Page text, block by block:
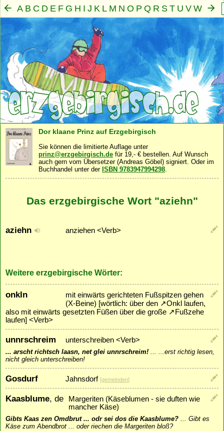
A B C D E F G H I J K L M N O P Q R S T U V W
X Y Z
Mensch ·Seele· Geist· Familie · Gemeinschaft ·
Dor klaane Prinz auf Erzgebirgisch
Sie können die limitierte Auflage unter
prinz@erzgebirgisch.de für 19,- € bestellen. Auf Wunsch
auch gern vom Übersetzer (Andreas Göbel) signiert. Oder im
Buchhandel unter der ISBN 9783947994298.
Das erzgebirgische Wort "aziehn"
aziehn anziehen <Verb>
Weitere erzgebirgische Wörter:
onkln
mit einwärts gerichteten Fußspitzen gehen
(X-Beine) [wörtlich: über den ↗Onkl
laufen,
also mit einwärts gesetzten Füßen über die große ↗ Fußzehe
laufen] <Verb>
unnrschreim unterschreiben <Verb>
... arscht richtsch laasn, net glei unnrschreim! ... ...erst richtig lesen,
nicht gleich unterschreiben!
Gosdurf Jahnsdorf [gemeinden]
Kaasblume, de
Margeriten (Käseblumen - sie duften wie
mancher Käse)
Gibts Kaas zen Omdbrut ... odr sei dos die Kaasblume? ... Gibt es
Käse zum Abendbrot ... oder riechen die Margeriten bloß?